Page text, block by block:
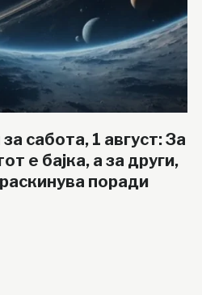
сабота, 1 август: За
е бајка, а за други,
поради